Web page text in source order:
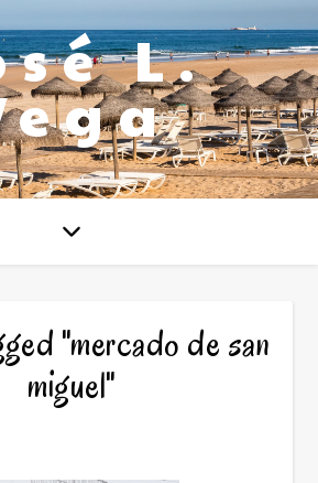
L.
"mercado de san
miguel"